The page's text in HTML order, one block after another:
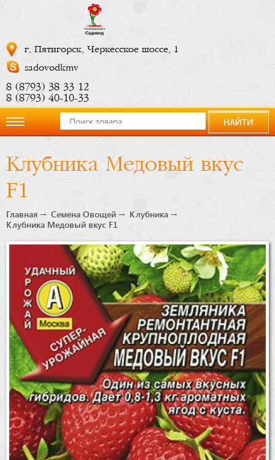
г. Пятигорск, Черкесское шоссе, 1
sadovodkmv
8 (8793) 38 33 12
8 (8793) 40-10-33
компании
Купить
Бренды
Доставка
Оптовикам
НАЙТИ
Клубника Медовый вкус
F1
Главная Семена Овощей
Клубника
Клубника Медовый вкус F1